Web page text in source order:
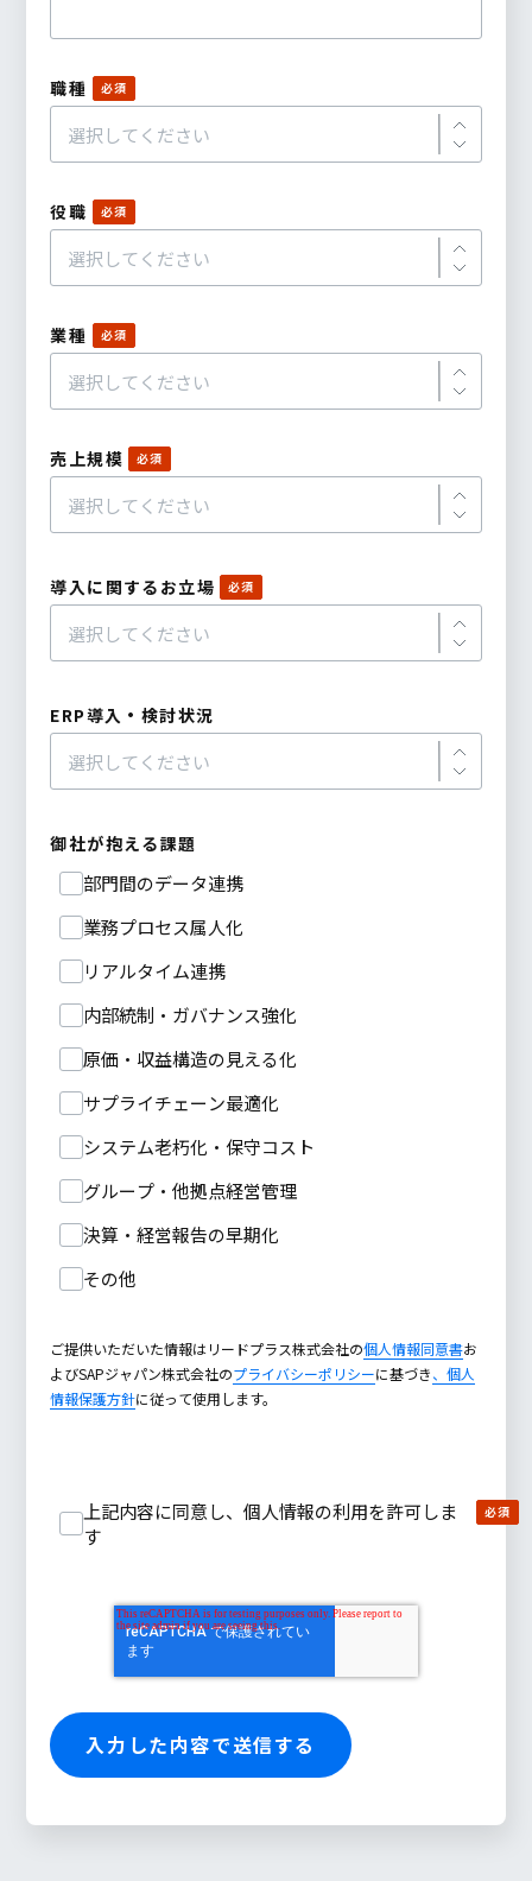
職種
役職
業種
売上規模
導入に関するお立場
ERP導入・検討状況
御社が抱える課題
部門間のデータ連携
業務プロセス属人化
リアルタイム連携
内部統制・ガバナンス強化
原価・収益構造の見える化
サプライチェーン最適化
システム老朽化・保守コスト
グループ・他拠点経営管理
決算・経営報告の早期化
その他
ご提供いただいた情報はリードプラス株式会社の個人情報同意書お
よびSAPジャパン株式会社のプライバシーポリシーに基づき、個人
情報保護方針に従って使用します。
上記内容に同意し、個人情報の利用を許可しま
す